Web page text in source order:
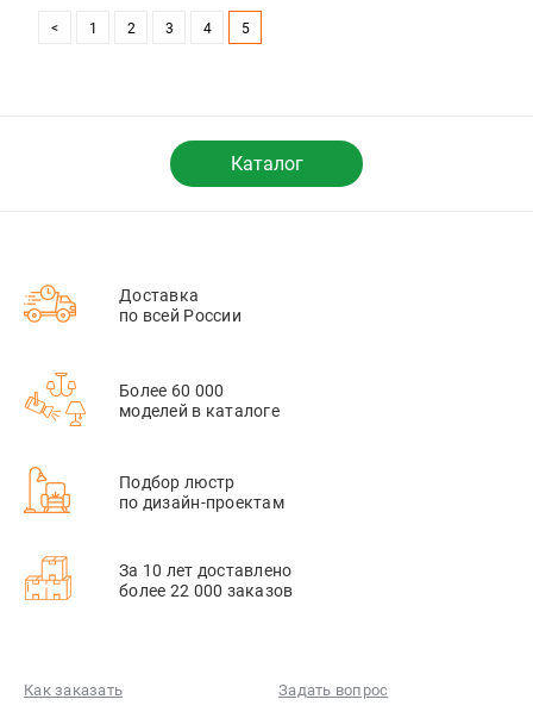
< 1 2 3 4 5
Каталог
Доставка
по всей России
Более 60 000
моделей в каталоге
Подбор люстр
по дизайн-проектам
За 10 лет доставлено
более 22 000 заказов
Как заказать Задать вопрос